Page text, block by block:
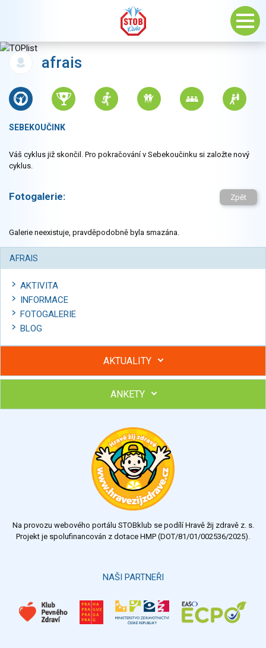
afrais
SEBEKOUČINK
Váš cyklus již skončil. Pro pokračování v Sebekoučinku si založte nový
cyklus.
Fotogalerie: Zpět
Galerie neexistuje, pravděpodobně byla smazána.
AFRAIS
AKTIVITA
INFORMACE
FOTOGALERIE
BLOG
AKTUALITY
Hubněte s podporou lektorky a skupiny v kurzech STOBu
Chcete poradit s hubnutím? Najděte si odborníka STOBu ve
ANKETY
Výsledky Všechny ankety
Na provozu webového portálu STOBklub se podílí Hravě žij zdravě z. s.
Projekt je spolufinancován z dotace HMP (DOT/81/01/002536/2025).
NAŠI PARTNEŘI